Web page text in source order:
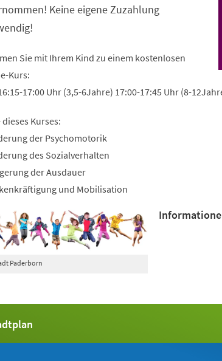
Keine eigene Zuzahlung
Sie mit Ihrem Kind zu einem kostenlosen
Kurs:
17:00 Uhr (3,5-6Jahre) 17:00-17:45 Uhr (8-
Kurses:
der Psychomotorik
des Sozialverhalten
der Ausdauer
und Mobilisation
Paderborn